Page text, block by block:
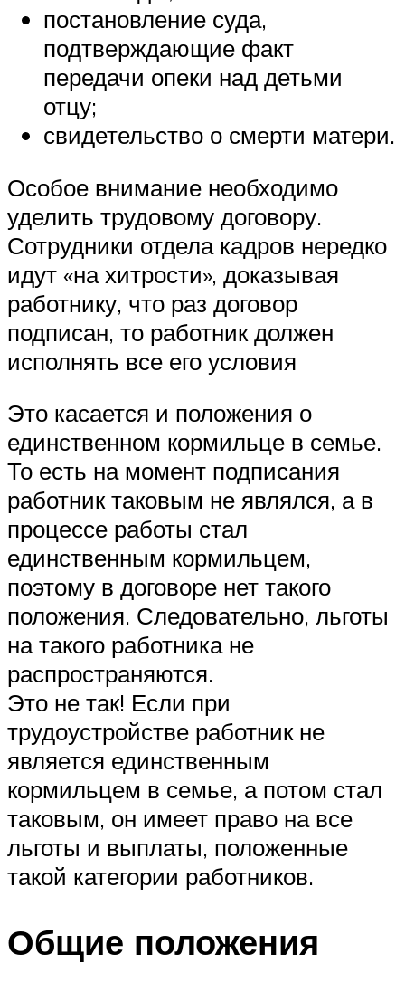
постановление суда,
подтверждающие факт
передачи опеки над детьми
отцу;
свидетельство о смерти матери.
Особое внимание необходимо
уделить трудовому договору.
Сотрудники отдела кадров нередко
идут «на хитрости», доказывая
работнику, что раз договор
подписан, то работник должен
исполнять все его условия
Это касается и положения о
единственном кормильце в семье.
То есть на момент подписания
работник таковым не являлся, а в
процессе работы стал
единственным кормильцем,
поэтому в договоре нет такого
положения. Следовательно, льготы
на такого работника не
распространяются.
Это не так! Если при
трудоустройстве работник не
является единственным
кормильцем в семье, а потом стал
таковым, он имеет право на все
льготы и выплаты, положенные
такой категории работников.
Общие положения